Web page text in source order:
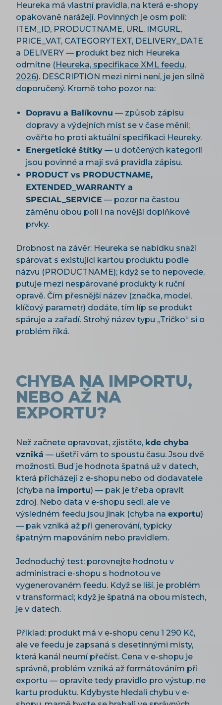
Heureka má vlastní pravidla, na která e-shopy
opakovaně narážejí. Povinných je osm polí:
ITEM_ID, PRODUCTNAME, URL, IMGURL,
PRICE_VAT, CATEGORYTEXT, DELIVERY_DATE
a DELIVERY — produkt bez nich Heureka
odmítne (Heureka, specifikace XML feedu,
2026). DESCRIPTION mezi nimi není, je jen silně
doporučený. Kromě toho pozor na:
Dopravu a Balíkovnu — způsob zápisu
dopravy a výdejních míst se v čase měnil;
ověřte ho proti aktuální specifikaci Heureky.
Energetické štítky — u dotčených kategorií
jsou povinné a mají svá pravidla zápisu.
PRODUCT vs PRODUCTNAME,
EXTENDED_WARRANTY a
SPECIAL_SERVICE — pozor na častou
záměnu obou polí i na novější doplňkové
prvky.
Drobnost na závěr: Heureka se nabídku snaží
spárovat s existující kartou produktu podle
názvu (PRODUCTNAME); když se to nepovede,
putuje mezi nespárované produkty k ruční
opravě. Čím přesnější název (značka, model,
klíčový parametr) dodáte, tím líp se produkt
spáruje a zařadí. Strohý název typu „Tričko“ si o
problém říká.
CHYBA NA IMPORTU,
NEBO AŽ NA
EXPORTU?
Než začnete opravovat, zjistěte, kde chyba
vzniká — ušetří vám to spoustu času. Jsou dvě
možnosti. Buď je hodnota špatná už v datech,
která přicházejí z e-shopu nebo od dodavatele
(chyba na importu) — pak je třeba opravit
zdroj. Nebo data v e-shopu sedí, ale ve
výsledném feedu jsou jinak (chyba na exportu)
— pak vzniká až při generování, typicky
špatným mapováním nebo pravidlem.
Jednoduchý test: porovnejte hodnotu v
administraci e-shopu s hodnotou ve
vygenerovaném feedu. Když se liší, je problém
v transformaci; když je špatná na obou místech,
je v datech.
Příklad: produkt má v e-shopu cenu 1 290 Kč,
ale ve feedu je zapsaná s desetinnými místy,
která kanál neumí přečíst. Cena v e-shopu je
správně, problém vzniká až formátováním při
exportu — opravíte tedy pravidlo pro výstup, ne
kartu produktu. Kdybyste hledali chybu v e-